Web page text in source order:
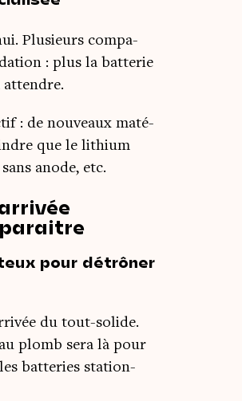
Plu­sieurs com­pa­
: plus la bat­te­rie
: de nou­veaux maté­
que le lithium
anode, etc.
pour détrôner
du tout-solide.
plomb sera là pour
les bat­te­ries sta­tion­